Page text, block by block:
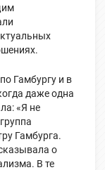
Гамбургу и в
даже одна
«Я не
Гамбурга.
о
В те